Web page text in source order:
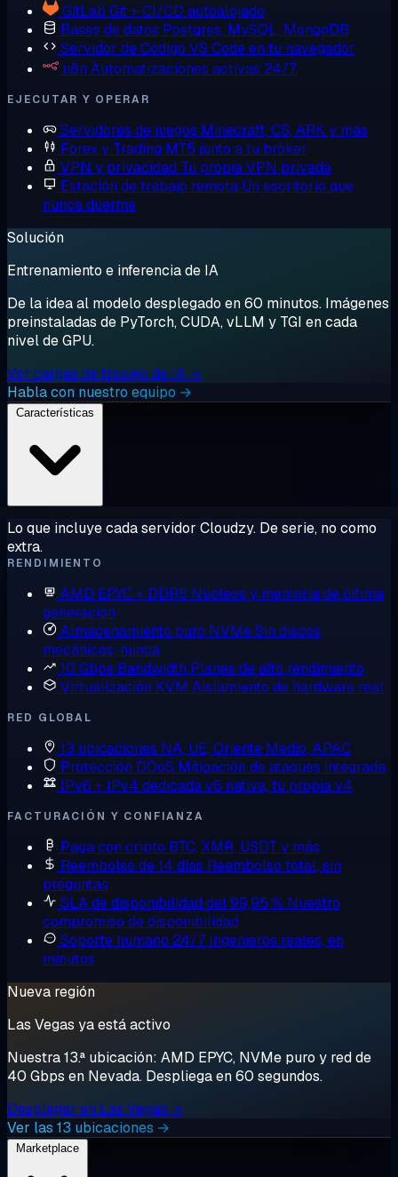
GitLab Git + CI/CD autoalojado
Bases de datos Postgres, MySQL, MongoDB
Servidor de Código VS Code en tu navegador
n8n Automatizaciones activas 24/7
EJECUTAR Y OPERAR
Servidores de juegos Minecraft, CS, ARK y más
Forex y Trading MT5 junto a tu bróker
VPN y privacidad Tu propia VPN privada
Estación de trabajo remota Un escritorio que
nunca duerme
Solución
Entrenamiento e inferencia de IA
De la idea al modelo desplegado en 60 minutos. Imágenes
preinstaladas de PyTorch, CUDA, vLLM y TGI en cada
nivel de GPU.
Ver cargas de trabajo de IA →
Habla con nuestro equipo →
Lo que incluye cada servidor Cloudzy. De serie, no como
extra.
RENDIMIENTO
AMD EPYC + DDR5 Núcleos y memoria de última
generación
Almacenamiento puro NVMeSin discos
mecánicos, nunca
10 Gbps Bandwidth Planes de alto rendimiento
Virtualización KVM Aislamiento de hardware real
RED GLOBAL
13 ubicaciones NA, UE, Oriente Medio, APAC
Protección DDoS Mitigación de ataques integrada
IPv6 + IPv4 dedicadav6 nativa, tu propia v4
FACTURACIÓN Y CONFIANZA
Paga con cripto BTC, XMR, USDT y más
Reembolso de 14 días Reembolso total, sin
preguntas
SLA de disponibilidad del 99,95 % Nuestro
compromiso de disponibilidad
Soporte humano 24/7 Ingenieros reales, en
minutos
Nueva región
Las Vegas ya está activo
Nuestra 13.ª ubicación: AMD EPYC, NVMe puro y red de
40 Gbps en Nevada. Despliega en 60 segundos.
Desplegar en Las Vegas →
Ver las 13 ubicaciones →